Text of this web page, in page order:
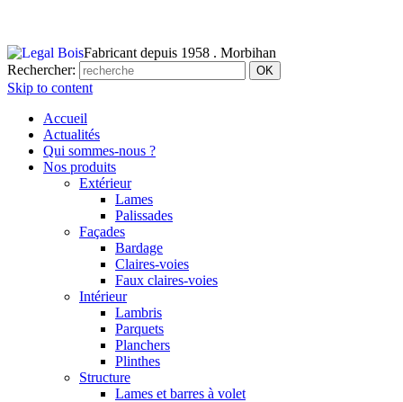
Fabricant depuis 1958 . Morbihan
Rechercher:
Skip to content
Accueil
Actualités
Qui sommes-nous ?
Nos produits
Extérieur
Lames
Palissades
Façades
Bardage
Claires-voies
Faux claires-voies
Intérieur
Lambris
Parquets
Planchers
Plinthes
Structure
Lames et barres à volet